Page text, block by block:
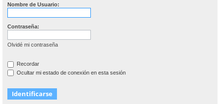
Nombre de Usuario:
Contraseña:
Olvidé mi contraseña
Recordar
Ocultar mi estado de conexión en esta sesión